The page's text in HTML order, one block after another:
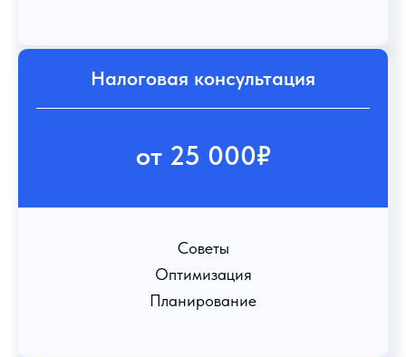
Налоговая консультация
от 25 000₽
Советы
Оптимизация
Планирование